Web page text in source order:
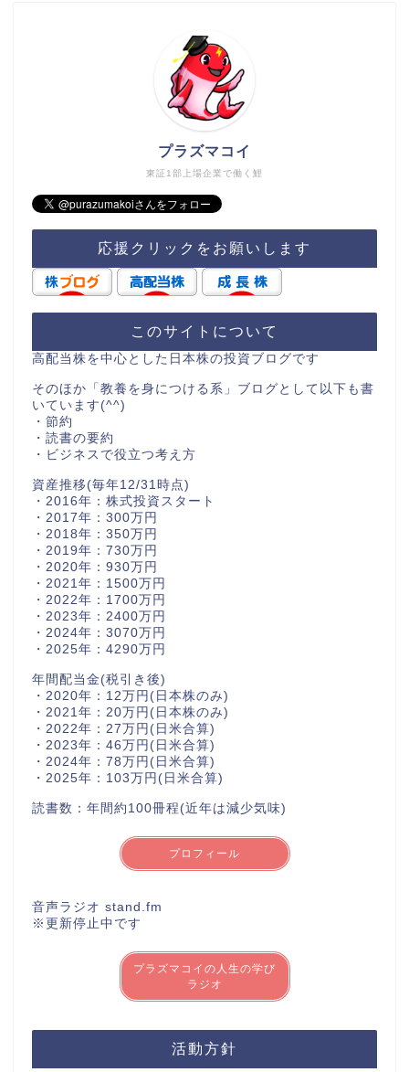
東証1部上場企業で働く鯉
プラズマコイ
応援クリックをお願いします
このサイトについて
高配当株を中心とした日本株の投資ブログです
そのほか「教養を身につける系」ブログとして以下も書
いています(^^)
・節約
・読書の要約
・ビジネスで役立つ考え方
資産推移(毎年12/31時点)
・2016年：株式投資スタート
・2017年：300万円
・2018年：350万円
・2019年：730万円
・2020年：930万円
・2021年：1500万円
・2022年：1700万円
・2023年：2400万円
・2024年：3070万円
・2025年：4290万円
年間配当金(税引き後)
・2020年：12万円(日本株のみ)
・2021年：20万円(日本株のみ)
・2022年：27万円(日米合算)
・2023年：46万円(日米合算)
・2024年：78万円(日米合算)
・2025年：103万円(日米合算)
読書数：年間約100冊程(近年は減少気味)
プロフィール
音声ラジオ stand.fm
※更新停止中です
プラズマコイの人生の学び
ラジオ
活動方針